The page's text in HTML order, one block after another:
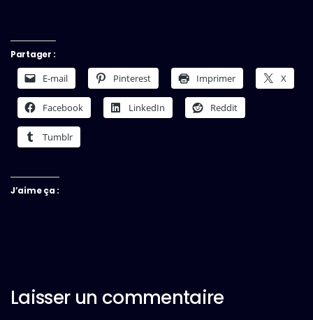
Partager :
E-mail Pinterest Imprimer X
Facebook LinkedIn Reddit
Tumblr
J’aime ça :
Laisser un commentaire